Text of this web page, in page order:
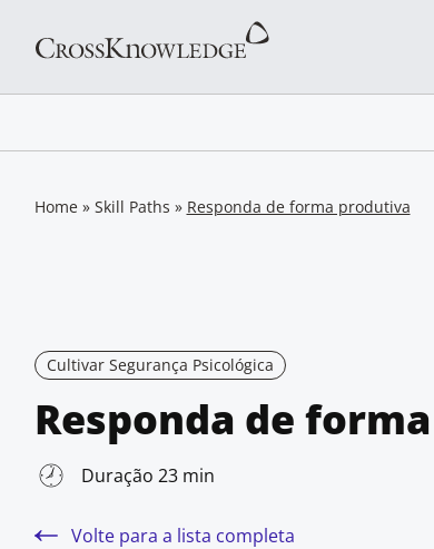
Home» Skill Paths » Responda de forma produtiva
Cultivar Segurança Psicológica
Responda de
Duração 23 min
Volte para a lista completa